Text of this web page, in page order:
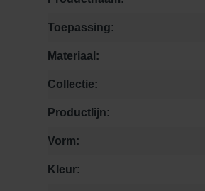
Toepassing:
Materiaal:
Collectie:
Productlijn:
Vorm:
Kleur: